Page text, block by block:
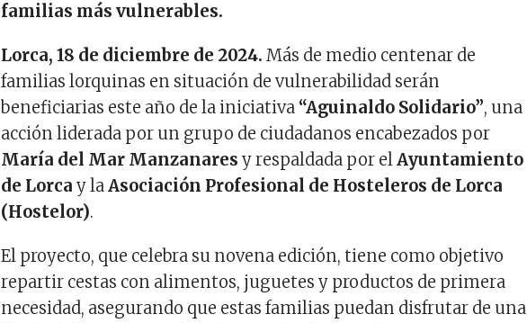
familias más vulnerables.
Lorca, 18 de diciembre de 2024. Más de medio centenar de
familias lorquinas en situación de vulnerabilidad serán
beneficiarias este año de la iniciativa “Aguinaldo Solidario”, una
acción liderada por un grupo de ciudadanos encabezados por
María del Mar Manzanares y respaldada por elAyuntamiento
de Lorca y laAsociación Profesional de Hosteleros de Lorca
(Hostelor).
El proyecto, que celebra su novena edición, tiene como objetivo
repartir cestas con alimentos, juguetes y productos de primera
necesidad, asegurando que estas familias puedan disfrutar de una